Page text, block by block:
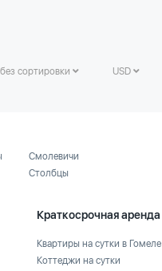
сортировки USD
Смолевичи
Столбцы
Краткосрочная аренда
Квартиры на сутки в Гомеле
Коттеджи на сутки